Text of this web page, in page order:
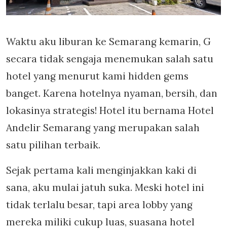
Waktu aku liburan ke Semarang kemarin, G
secara tidak sengaja menemukan salah satu
hotel yang menurut kami hidden gems
banget. Karena hotelnya nyaman, bersih, dan
lokasinya strategis! Hotel itu bernama Hotel
Andelir Semarang yang merupakan salah
satu pilihan terbaik.
Sejak pertama kali menginjakkan kaki di
sana, aku mulai jatuh suka. Meski hotel ini
tidak terlalu besar, tapi area lobby yang
mereka miliki cukup luas, suasana hotel